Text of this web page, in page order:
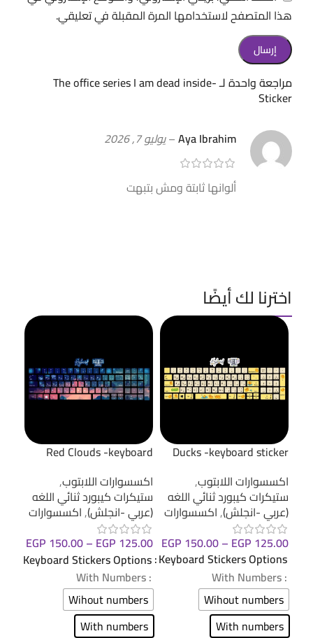
مراجعة واحدة لـThe office series I am dead inside-
Sticker
Aya Ibrahim
–يوليو 7, 2026
ألوانها ثابتة ومش بتبهت
هذا المتصفح لاستخدامها المرة المقبلة في تعليقي.
اخترنا لك أيضًا
Ducks -keyboard sticker
اكسسوارات اللابتوب,
ستيكرات كيبورد ثنائي اللغه
(عربي -انجلش),اكسسوارات
EGP 125.00
–
EGP 150.00
Keyboard Stickers Options
: With Numbers
Wihout numbers
With numbers
Red Clouds -keyboard
اكسسوارات اللابتوب,
ستيكرات كيبورد ثنائي اللغه
(عربي -انجلش),اكسسوارات
EGP 125.00
–
EGP 150.00
Keyboard Stickers Options
: With Numbers
Wihout numbers
With numbers